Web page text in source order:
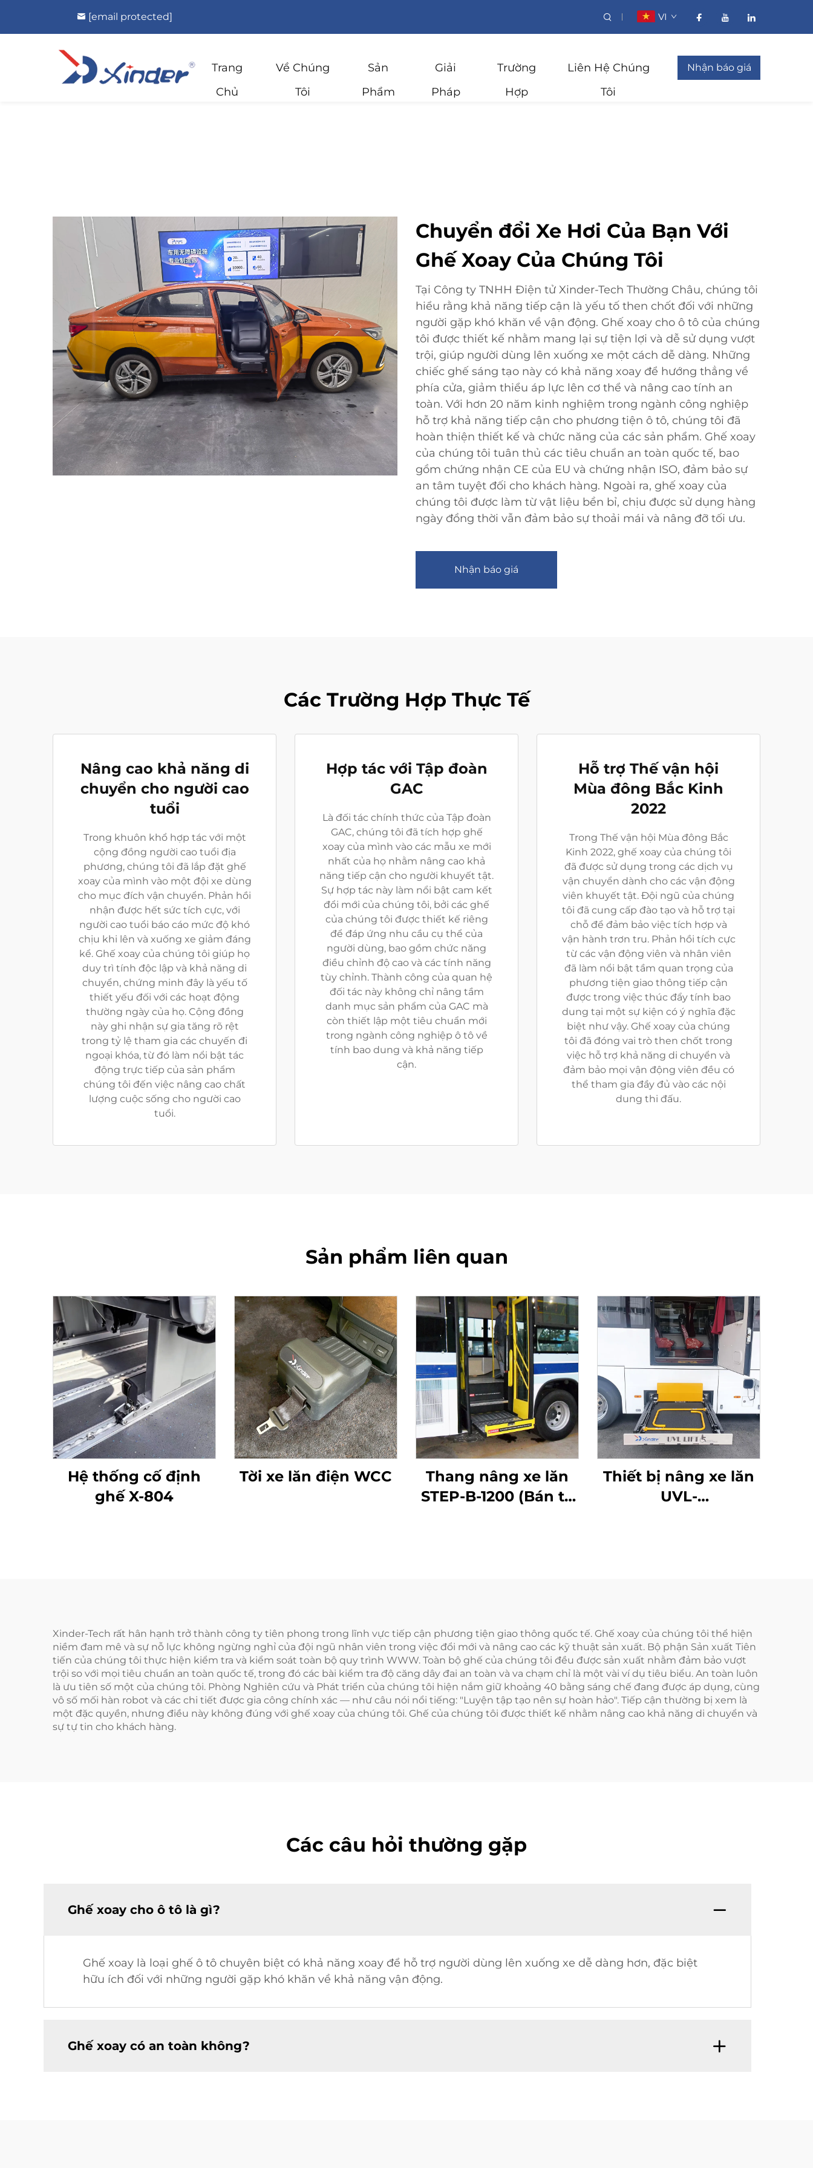
[email protected] VI
Trang
Chủ
Về Chúng
Tôi
Sản
Phẩm
Giải
Pháp
Trường
Hợp
Liên Hệ Chúng
Tôi
Nhận báo giá
Chuyển đổi Xe Hơi Của Bạn Với
Ghế Xoay Của Chúng Tôi
Tại Công ty TNHH Điện tử Xinder-Tech Thường Châu, chúng tôi
hiểu rằng khả năng tiếp cận là yếu tố then chốt đối với những
người gặp khó khăn về vận động. Ghế xoay cho ô tô của chúng
tôi được thiết kế nhằm mang lại sự tiện lợi và dễ sử dụng vượt
trội, giúp người dùng lên xuống xe một cách dễ dàng. Những
chiếc ghế sáng tạo này có khả năng xoay để hướng thẳng về
phía cửa, giảm thiểu áp lực lên cơ thể và nâng cao tính an
toàn. Với hơn 20 năm kinh nghiệm trong ngành công nghiệp
hỗ trợ khả năng tiếp cận cho phương tiện ô tô, chúng tôi đã
hoàn thiện thiết kế và chức năng của các sản phẩm. Ghế xoay
của chúng tôi tuân thủ các tiêu chuẩn an toàn quốc tế, bao
gồm chứng nhận CE của EU và chứng nhận ISO, đảm bảo sự
an tâm tuyệt đối cho khách hàng. Ngoài ra, ghế xoay của
chúng tôi được làm từ vật liệu bền bỉ, chịu được sử dụng hàng
ngày đồng thời vẫn đảm bảo sự thoải mái và nâng đỡ tối ưu.
Nhận báo giá
Các Trường Hợp Thực Tế
Nâng cao khả năng di
chuyển cho người cao
tuổi
Trong khuôn khổ hợp tác với một
cộng đồng người cao tuổi địa
phương, chúng tôi đã lắp đặt ghế
xoay của mình vào một đội xe dùng
cho mục đích vận chuyển. Phản hồi
nhận được hết sức tích cực, với
người cao tuổi báo cáo mức độ khó
chịu khi lên và xuống xe giảm đáng
kể. Ghế xoay của chúng tôi giúp họ
duy trì tính độc lập và khả năng di
chuyển, chứng minh đây là yếu tố
thiết yếu đối với các hoạt động
thường ngày của họ. Cộng đồng
này ghi nhận sự gia tăng rõ rệt
trong tỷ lệ tham gia các chuyến đi
ngoại khóa, từ đó làm nổi bật tác
động trực tiếp của sản phẩm
chúng tôi đến việc nâng cao chất
lượng cuộc sống cho người cao
tuổi.
Hợp tác với Tập đoàn
GAC
Là đối tác chính thức của Tập đoàn
GAC, chúng tôi đã tích hợp ghế
xoay của mình vào các mẫu xe mới
nhất của họ nhằm nâng cao khả
năng tiếp cận cho người khuyết tật.
Sự hợp tác này làm nổi bật cam kết
đổi mới của chúng tôi, bởi các ghế
của chúng tôi được thiết kế riêng
để đáp ứng nhu cầu cụ thể của
người dùng, bao gồm chức năng
điều chỉnh độ cao và các tính năng
tùy chỉnh. Thành công của quan hệ
đối tác này không chỉ nâng tầm
danh mục sản phẩm của GAC mà
còn thiết lập một tiêu chuẩn mới
trong ngành công nghiệp ô tô về
tính bao dung và khả năng tiếp
cận.
Hỗ trợ Thế vận hội
Mùa đông Bắc Kinh
2022
Trong Thế vận hội Mùa đông Bắc
Kinh 2022, ghế xoay của chúng tôi
đã được sử dụng trong các dịch vụ
vận chuyển dành cho các vận động
viên khuyết tật. Đội ngũ của chúng
tôi đã cung cấp đào tạo và hỗ trợ tại
chỗ để đảm bảo việc tích hợp và
vận hành trơn tru. Phản hồi tích cực
từ các vận động viên và nhân viên
đã làm nổi bật tầm quan trọng của
phương tiện giao thông tiếp cận
được trong việc thúc đẩy tính bao
dung tại một sự kiện có ý nghĩa đặc
biệt như vậy. Ghế xoay của chúng
tôi đã đóng vai trò then chốt trong
việc hỗ trợ khả năng di chuyển và
đảm bảo mọi vận động viên đều có
thể tham gia đầy đủ vào các nội
dung thi đấu.
Sản phẩm liên quan
Hệ thống cố định
ghế X-804
Tời xe lăn điện WCC
Thang nâng xe lăn
STEP-B-1200 (Bán tự
Thiết bị nâng xe lăn
UVL-
Xinder-Tech rất hân hạnh trở thành công ty tiên phong trong lĩnh vực tiếp cận phương tiện giao thông quốc tế. Ghế xoay của chúng tôi thể hiện
niềm đam mê và sự nỗ lực không ngừng nghỉ của đội ngũ nhân viên trong việc đổi mới và nâng cao các kỹ thuật sản xuất. Bộ phận Sản xuất Tiên
tiến của chúng tôi thực hiện kiểm tra và kiểm soát toàn bộ quy trình WWW. Toàn bộ ghế của chúng tôi đều được sản xuất nhằm đảm bảo vượt
trội so với mọi tiêu chuẩn an toàn quốc tế, trong đó các bài kiểm tra độ căng dây đai an toàn và va chạm chỉ là một vài ví dụ tiêu biểu. An toàn luôn
là ưu tiên số một của chúng tôi. Phòng Nghiên cứu và Phát triển của chúng tôi hiện nắm giữ khoảng 40 bằng sáng chế đang được áp dụng, cùng
vô số mối hàn robot và các chi tiết được gia công chính xác — như câu nói nổi tiếng: "Luyện tập tạo nên sự hoàn hảo". Tiếp cận thường bị xem là
một đặc quyền, nhưng điều này không đúng với ghế xoay của chúng tôi. Ghế của chúng tôi được thiết kế nhằm nâng cao khả năng di chuyển và
sự tự tin cho khách hàng.
Các câu hỏi thường gặp
Ghế xoay cho ô tô là gì?
Ghế xoay là loại ghế ô tô chuyên biệt có khả năng xoay để hỗ trợ người dùng lên xuống xe dễ dàng hơn, đặc biệt
hữu ích đối với những người gặp khó khăn về khả năng vận động.
Ghế xoay có an toàn không?